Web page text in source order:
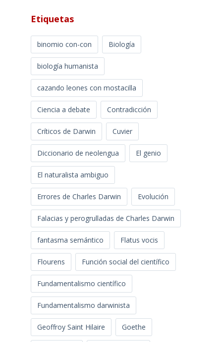
Etiquetas
binomio con-con Biología
biología humanista
cazando leones con mostacilla
Ciencia a debate Contradicción
Críticos de Darwin Cuvier
Diccionario de neolengua El genio
El naturalista ambiguo
Errores de Charles Darwin Evolución
Falacias y perogrulladas de Charles Darwin
fantasma semántico Flatus vocis
Flourens Función social del científico
Fundamentalismo científico
Fundamentalismo darwinista
Geoffroy Saint Hilaire Goethe